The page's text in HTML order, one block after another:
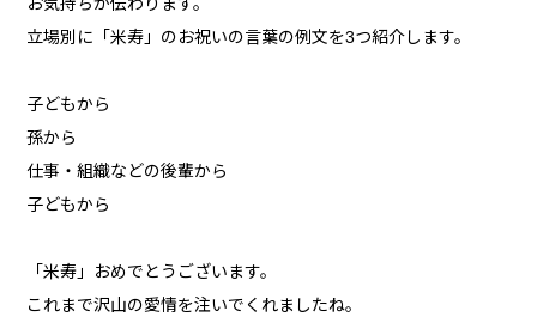
お気持ちが伝わります。
立場別に「米寿」のお祝いの言葉の例文を3つ紹介します。
子どもから
孫から
仕事・組織などの後輩から
子どもから
「米寿」おめでとうございます。
これまで沢山の愛情を注いでくれましたね。